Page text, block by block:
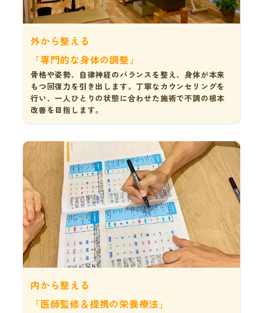
外から整える
「専門的な身体の調整」
骨格や姿勢、自律神経のバランスを整え、身体が本来
もつ回復力を引き出します。丁寧なカウンセリングを
行い、一人ひとりの状態に合わせた施術で不調の根本
改善を目指します。
内から整える
「医師監修＆提携の栄養療法」